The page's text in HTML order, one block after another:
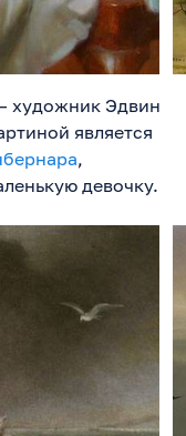
художник Эдвин
является
,
девочку.